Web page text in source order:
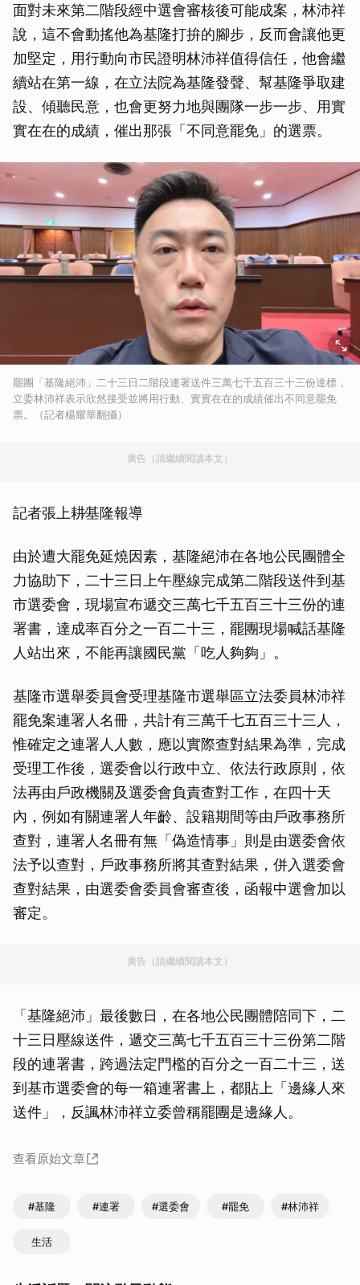
面對未來第二階段經中選會審核後可能成案，林沛祥
說，這不會動搖他為基隆打拚的腳步，反而會讓他更
加堅定，用行動向市民證明林沛祥值得信任，他會繼
續站在第一線，在立法院為基隆發聲、幫基隆爭取建
設、傾聽民意，也會更努力地與團隊一步一步、用實
實在在的成績，催出那張「不同意罷免」的選票。
罷團「基隆絕沛」二十三日二階段連署送件三萬七千五百三十三份達標，
立委林沛祥表示欣然接受並將用行動、實實在在的成績催出不同意罷免
票。（記者楊耀華翻攝）
廣告（請繼續閱讀本文）
記者張上耕∕基隆報導
由於遭大罷免延燒因素，基隆絕沛在各地公民團體全
力協助下，二十三日上午壓線完成第二階段送件到基
市選委會，現場宣布遞交三萬七千五百三十三份的連
署書，達成率百分之一百二十三，罷團現場喊話基隆
人站出來，不能再讓國民黨「吃人夠夠」。
基隆市選舉委員會受理基隆市選舉區立法委員林沛祥
罷免案連署人名冊，共計有三萬千七五百三十三人，
惟確定之連署人人數，應以實際查對結果為準，完成
受理工作後，選委會以行政中立、依法行政原則，依
法再由戶政機關及選委會負責查對工作，在四十天
內，例如有關連署人年齡、設籍期間等由戶政事務所
查對，連署人名冊有無「偽造情事」則是由選委會依
法予以查對，戶政事務所將其查對結果，併入選委會
查對結果，由選委會委員會審查後，函報中選會加以
審定。
廣告（請繼續閱讀本文）
「基隆絕沛」最後數日，在各地公民團體陪同下，二
十三日壓線送件，遞交三萬七千五百三十三份第二階
段的連署書，跨過法定門檻的百分之一百二十三，送
到基市選委會的每一箱連署書上，都貼上「邊緣人來
送件」，反諷林沛祥立委曾稱罷團是邊緣人。
查看原始文章
#基隆 #連署 #選委會 #罷免 #林沛祥
生活